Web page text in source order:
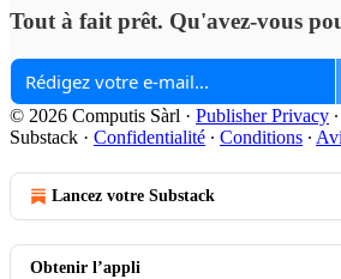
Tout à fait prêt. Qu'avez-vous
© 2026 Computis Sàrl · Publisher Privacy ∙
Substack · Confidentialité ∙ Conditions ∙
Lancez votre Substack
Obtenir l’appli